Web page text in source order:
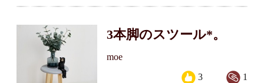
3本脚のスツール*。
moe
1
3